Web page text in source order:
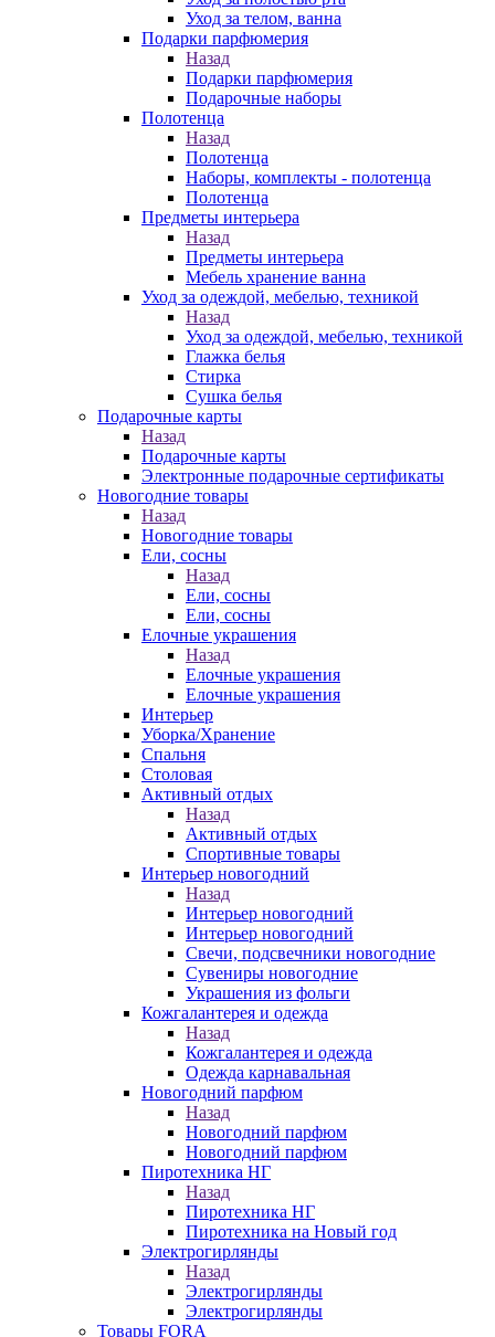
Уход за телом, ванна
Подарки парфюмерия
Назад
Подарки парфюмерия
Подарочные наборы
Полотенца
Назад
Полотенца
Наборы, комплекты - полотенца
Полотенца
Предметы интерьера
Назад
Предметы интерьера
Мебель хранение ванна
Уход за одеждой, мебелью, техникой
Назад
Уход за одеждой, мебелью, техникой
Глажка белья
Стирка
Сушка белья
Подарочные карты
Назад
Подарочные карты
Электронные подарочные сертификаты
Новогодние товары
Назад
Новогодние товары
Ели, сосны
Назад
Ели, сосны
Ели, сосны
Елочные украшения
Назад
Елочные украшения
Елочные украшения
Интерьер
Уборка/Хранение
Спальня
Столовая
Активный отдых
Назад
Активный отдых
Спортивные товары
Интерьер новогодний
Назад
Интерьер новогодний
Интерьер новогодний
Свечи, подсвечники новогодние
Сувениры новогодние
Украшения из фольги
Кожгалантерея и одежда
Назад
Кожгалантерея и одежда
Одежда карнавальная
Новогодний парфюм
Назад
Новогодний парфюм
Новогодний парфюм
Пиротехника НГ
Назад
Пиротехника НГ
Пиротехника на Новый год
Электрогирлянды
Назад
Электрогирлянды
Электрогирлянды
Товары FORA